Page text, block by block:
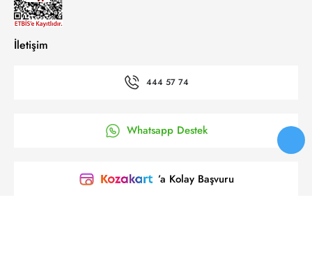
İletişim
444 57 74
Whatsapp Destek
’a Kolay Başvuru